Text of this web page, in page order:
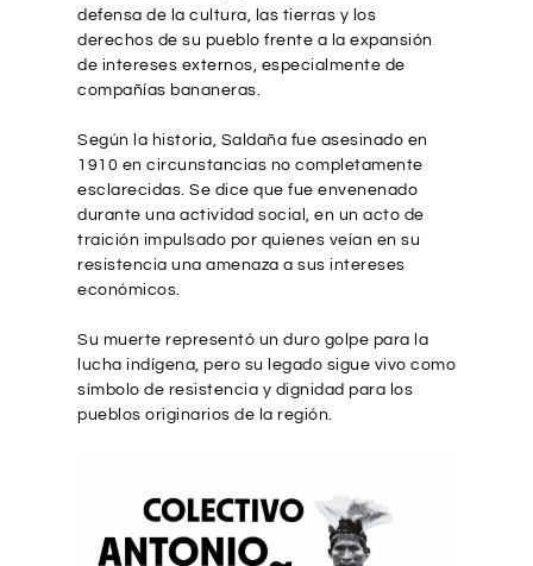
defensa de la cultura, las tierras y los
derechos de su pueblo frente a la expansión
de intereses externos, especialmente de
compañías bananeras.
Según la historia, Saldaña fue asesinado en
1910 en circunstancias no completamente
esclarecidas. Se dice que fue envenenado
durante una actividad social, en un acto de
traición impulsado por quienes veían en su
resistencia una amenaza a sus intereses
económicos.
Su muerte representó un duro golpe para la
lucha indígena, pero su legado sigue vivo como
símbolo de resistencia y dignidad para los
pueblos originarios de la región.